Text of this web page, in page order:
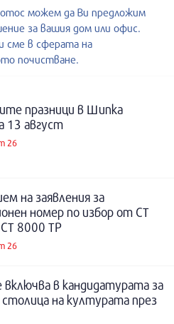
можем да Ви предложим
за вашия дом или офис.
сме в сферата на
почистване.
празници в Шипка
13 август
26
на заявления за
номер по избор от СТ
8000 ТР
26
включва в кандидатурата за
столица на културата през